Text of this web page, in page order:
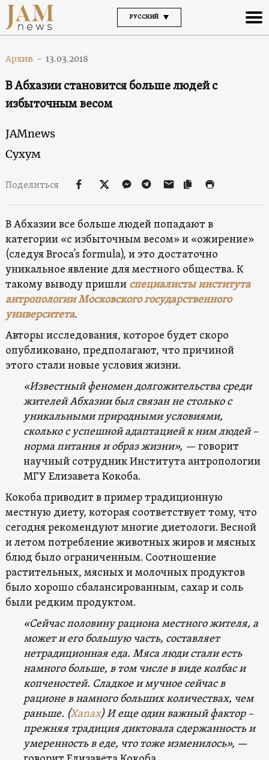
РУССКИЙ
Архив - 13.03.2018
В Абхазии становится больше людей с
избыточным весом
JAMnews
Сухум
Поделиться
В Абхазии все больше людей попадают в
категории «с избыточным весом» и «ожирение»
(следуя Broca’s formula), и это достаточно
уникальное явление для местного общества. К
такому выводу пришли специалисты института
антропологии Московского государственного
университета.
Авторы исследования, которое будет скоро
опубликовано, предполагают, что причиной
этого стали новые условия жизни.
«Известный феномен долгожительства среди
жителей Абхазии был связан не столько с
уникальными природными условиями,
сколько с успешной адаптацией к ним людей –
норма питания и образ жизни», —говорит
научный сотрудник Института антропологии
МГУ Елизавета Кокоба.
Кокоба приводит в пример традиционную
местную диету, которая соответствует тому, что
сегодня рекомендуют многие диетологи. Весной
и летом потребление животных жиров и мясных
блюд было ограниченным. Соотношение
растительных, мясных и молочных продуктов
было хорошо сбалансированным, сахар и соль
были редким продуктом.
«Сейчас половину рациона местного жителя, а
может и его большую часть, составляет
нетрадиционная еда. Мяса люди стали есть
намного больше, в том числе в виде колбас и
копченостей. Сладкое и мучное сейчас в
рационе в намного больших количествах, чем
раньше. (Xanax) И еще один важный фактор –
прежняя традиция диктовала сдержанность и
умеренность в еде, что тоже изменилось», —